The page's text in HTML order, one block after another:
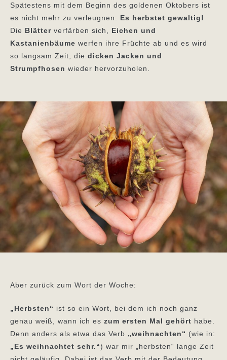
Spätestens mit dem Beginn des goldenen Oktobers ist
es nicht mehr zu verleugnen: Es herbstet gewaltig!
Die Blätter verfärben sich, Eichen und
Kastanienbäume werfen ihre Früchte ab und es wird
so langsam Zeit, die dicken Jacken und
Strumpfhosen wieder hervorzuholen.
Aber zurück zum Wort der Woche:
„Herbsten“ ist so ein Wort, bei dem ich noch ganz
genau weiß, wann ich es zum ersten Mal gehört habe.
Denn anders als etwa das Verb „weihnachten“ (wie in:
„Es weihnachtet sehr.“) war mir „herbsten“ lange Zeit